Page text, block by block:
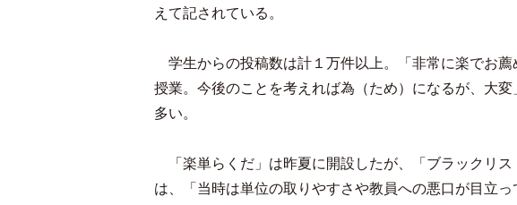
えて記されている。
学生からの投稿数は計１万件以上。「非常に楽でお
授業。今後のことを考えれば為（ため）になるが、大
多い。
「楽単らくだ」は昨夏に開設したが、「ブラックリ
は、「当時は単位の取りやすさや教員への悪口が目立